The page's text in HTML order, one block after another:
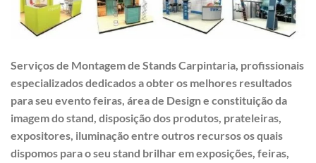
Serviços de Montagem de Stands Carpintaria, profissionais
especializados dedicados a obter os melhores resultados
para seu evento feiras, área de Design e constituição da
imagem do stand, disposição dos produtos, prateleiras,
expositores, iluminação entre outros recursos os quais
dispomos para o seu stand brilhar em exposições, feiras,